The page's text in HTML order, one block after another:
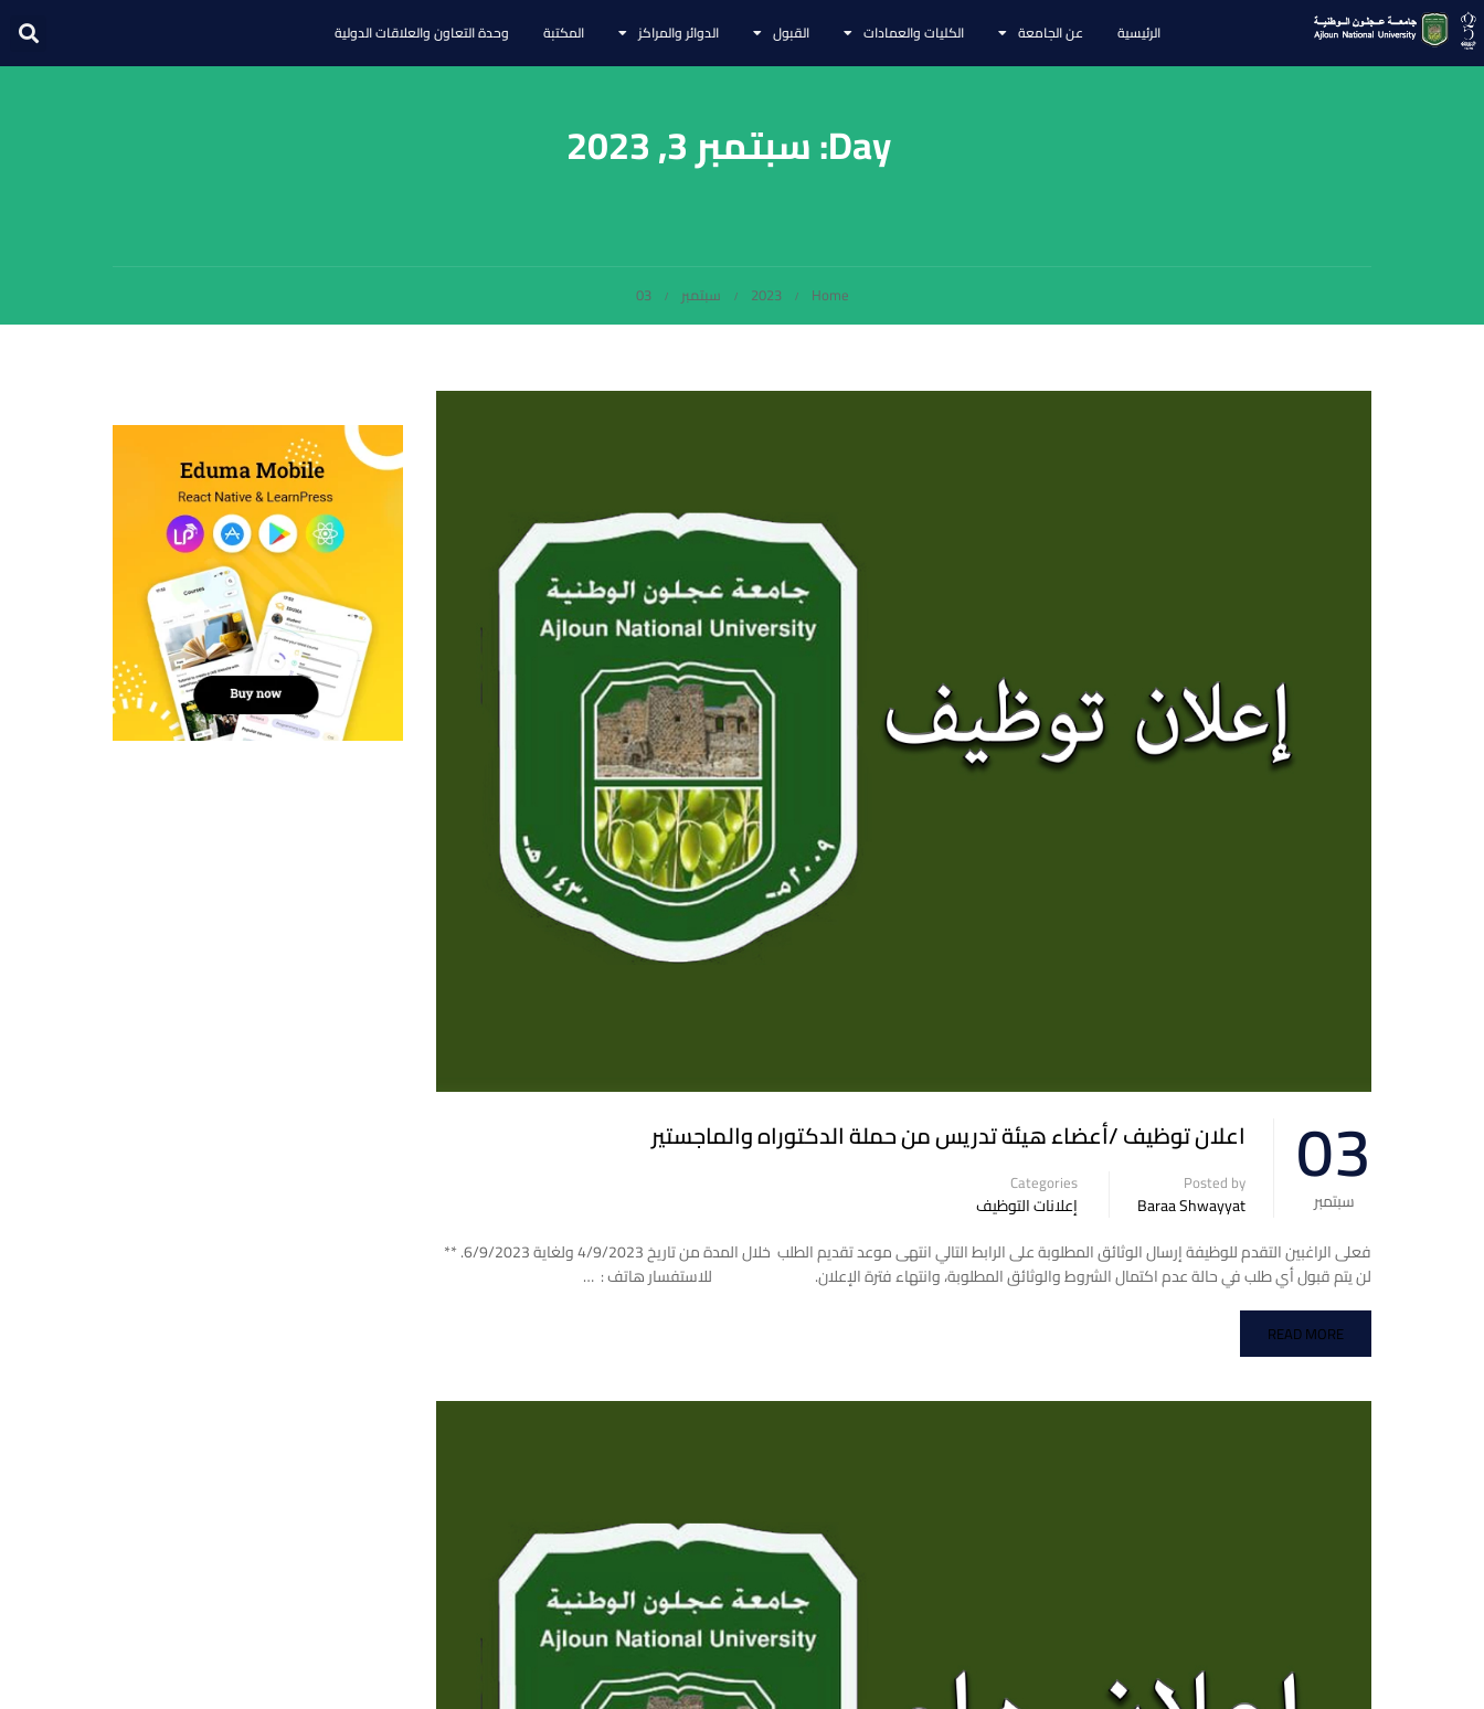
الرئيسية عن الجامعة الكليات والعمادات القبول الدوائر والمراكز المكتبة وحدة التعاون والعلاقات الدولية
Day: سبتمبر 3, 2023
Home
2023 سبتمبر 03
03
سبتمبر
اعلان توظيف /أعضاء هيئة تدريس من حملة الدكتوراه والماجستير
Posted by
Baraa Shwayyat
Categories
إعلانات التوظيف
فعلى الراغبين التقدم للوظيفة إرسال الوثائق المطلوبة على الرابط التالي انتهى موعد تقديم الطلب خلال المدة من تاريخ 4/9/2023 ولغاية 6/9/2023. **
لن يتم قبول أي طلب في حالة عدم اكتمال الشروط والوثائق المطلوبة، وانتهاء فترة الإعلان. للاستفسار هاتف : …
READ MORE